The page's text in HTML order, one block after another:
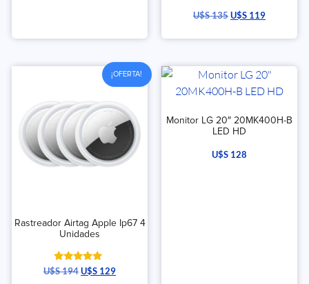
U$S135U$S 119
¡OFERTA!
Rastreador Airtag Apple Ip67 4
Unidades
Valorado
con
U$S194U$S 129
Monitor LG 20″ 20MK400H-B
LED HD
U$S 128